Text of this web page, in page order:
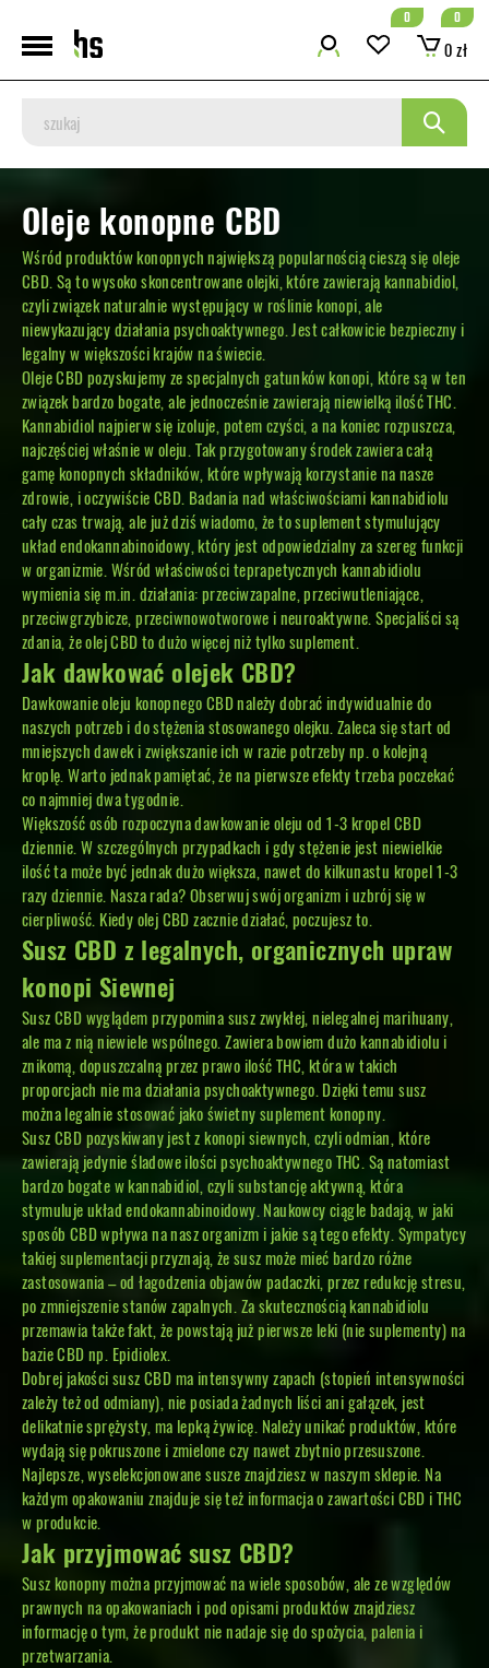
0
0 zł
0
Oleje konopne CBD
Wśród produktów konopnych największą popularnością cieszą się oleje
CBD. Są to wysoko skoncentrowane olejki, które zawierają kannabidiol,
czyli związek naturalnie występujący w roślinie konopi, ale
niewykazujący działania psychoaktywnego. Jest całkowicie bezpieczny i
legalny w większości krajów na świecie.
Oleje CBD pozyskujemy ze specjalnych gatunków konopi, które są w ten
związek bardzo bogate, ale jednocześnie zawierają niewielką ilość THC.
Kannabidiol najpierw się izoluje, potem czyści, a na koniec rozpuszcza,
najczęściej właśnie w oleju. Tak przygotowany środek zawiera całą
gamę konopnych składników, które wpływają korzystanie na nasze
zdrowie, i oczywiście CBD. Badania nad właściwościami kannabidiolu
cały czas trwają, ale już dziś wiadomo, że to suplement stymulujący
układ endokannabinoidowy, który jest odpowiedzialny za szereg funkcji
w organizmie. Wśród właściwości teprapetycznych kannabidiolu
wymienia się m.in. działania: przeciwzapalne, przeciwutleniające,
przeciwgrzybicze, przeciwnowotworowe i neuroaktywne. Specjaliści są
zdania, że olej CBD to dużo więcej niż tylko suplement.
Jak dawkować olejek CBD?
Dawkowanie oleju konopnego CBD należy dobrać indywidualnie do
naszych potrzeb i do stężenia stosowanego olejku. Zaleca się start od
mniejszych dawek i zwiększanie ich w razie potrzeby np. o kolejną
kroplę. Warto jednak pamiętać, że na pierwsze efekty trzeba poczekać
co najmniej dwa tygodnie.
Większość osób rozpoczyna dawkowanie oleju od 1-3 kropel CBD
dziennie. W szczególnych przypadkach i gdy stężenie jest niewielkie
ilość ta może być jednak dużo większa, nawet do kilkunastu kropel 1-3
razy dziennie. Nasza rada? Obserwuj swój organizm i uzbrój się w
cierpliwość. Kiedy olej CBD zacznie działać, poczujesz to.
Susz CBD z legalnych, organicznych upraw
konopi Siewnej
Susz CBD wyglądem przypomina susz zwykłej, nielegalnej marihuany,
ale ma z nią niewiele wspólnego. Zawiera bowiem dużo kannabidiolu i
znikomą, dopuszczalną przez prawo ilość THC, która w takich
proporcjach nie ma działania psychoaktywnego. Dzięki temu susz
można legalnie stosować jako świetny suplement konopny.
Susz CBD pozyskiwany jest z konopi siewnych, czyli odmian, które
zawierają jedynie śladowe ilości psychoaktywnego THC. Są natomiast
bardzo bogate w kannabidiol, czyli substancję aktywną, która
stymuluje układ endokannabinoidowy. Naukowcy ciągle badają, w jaki
sposób CBD wpływa na nasz organizm i jakie są tego efekty. Sympatycy
takiej suplementacji przyznają, że susz może mieć bardzo różne
zastosowania – od łagodzenia objawów padaczki, przez redukcję stresu,
po zmniejszenie stanów zapalnych. Za skutecznością kannabidiolu
przemawia także fakt, że powstają już pierwsze leki (nie suplementy) na
bazie CBD np. Epidiolex.
Dobrej jakości susz CBD ma intensywny zapach (stopień intensywności
zależy też od odmiany), nie posiada żadnych liści ani gałązek, jest
delikatnie sprężysty, ma lepką żywicę. Należy unikać produktów, które
wydają się pokruszone i zmielone czy nawet zbytnio przesuszone.
Najlepsze, wyselekcjonowane susze znajdziesz w naszym sklepie. Na
każdym opakowaniu znajduje się też informacja o zawartości CBD i THC
w produkcie.
Jak przyjmować susz CBD?
Susz konopny można przyjmować na wiele sposobów, ale ze względów
prawnych na opakowaniach i pod opisami produktów znajdziesz
informację o tym, że produkt nie nadaje się do spożycia, palenia i
przetwarzania.